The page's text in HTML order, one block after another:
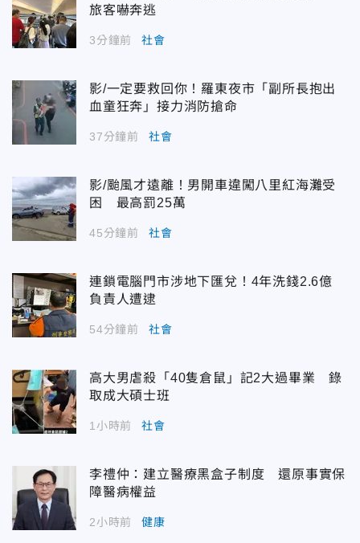
旅客嚇奔逃
3分鐘前 社會
影/一定要救回你！羅東夜市「副所長抱出
血童狂奔」接力消防搶命
37分鐘前 社會
影/颱風才遠離！男開車違闖八里紅海灘受
困 最高罰25萬
45分鐘前 社會
連鎖電腦門市涉地下匯兌！4年洗錢2.6億
負責人遭逮
54分鐘前 社會
高大男虐殺「40隻倉鼠」記2大過畢業 錄
取成大碩士班
1小時前 社會
李禮仲：建立醫療黑盒子制度 還原事實保
障醫病權益
2小時前 健康